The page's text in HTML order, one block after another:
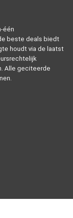
één
beste deals biedt
houdt via de laatst
Alle geciteerde